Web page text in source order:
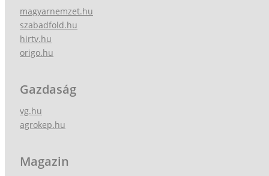
magyarnemzet.hu
szabadfold.hu
hirtv.hu
origo.hu
Gazdaság
vg.hu
agrokep.hu
Magazin